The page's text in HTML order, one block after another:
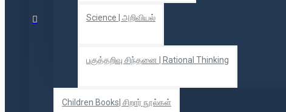
Science | அறிவியல்
பகுத்தறிவு சிந்தனை | Rational Thinking
Children Books| சிறார் நூல்கள்